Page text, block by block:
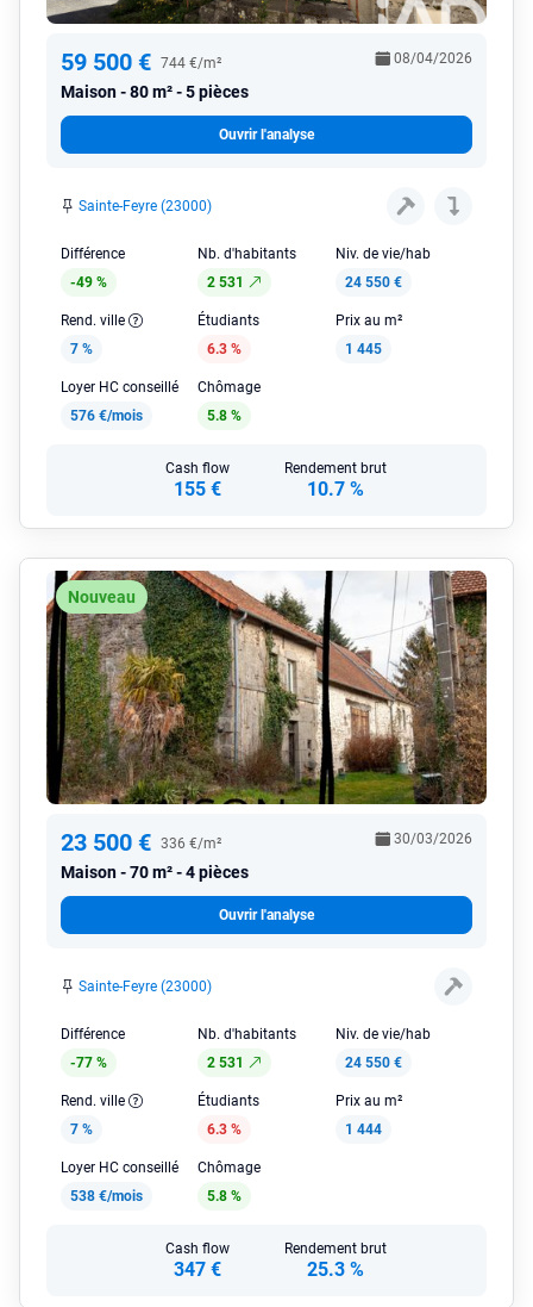
59 500 € 744 €/m²
Maison 80 m² - 5 pièces
08/04/2026
Ouvrir l'analyse
Sainte-Feyre (23000)
Différence
-49 %
Nb. d'habitants
2 531
Niv. de vie/hab
24 550 €
Rend. ville
7 %
Étudiants
6.3 %
Prix au m²
1 445
Loyer HC conseillé
576 €/mois
Chômage
5.8 %
Cash flow
155 €
Rendement brut
10.7 %
Nouveau
23 500 € 336 €/m²
Maison 70 m² - 4 pièces
30/03/2026
Ouvrir l'analyse
Sainte-Feyre (23000)
Différence
-77 %
Nb. d'habitants
2 531
Niv. de vie/hab
24 550 €
Rend. ville
7 %
Étudiants
6.3 %
Prix au m²
1 444
Loyer HC conseillé
538 €/mois
Chômage
5.8 %
Cash flow
347 €
Rendement brut
25.3 %